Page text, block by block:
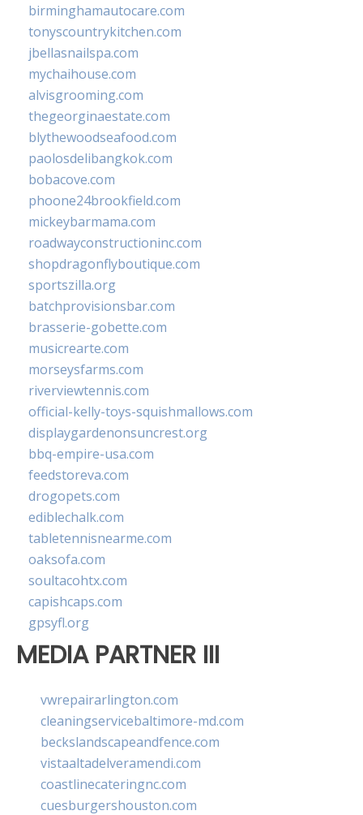
birminghamautocare.com
tonyscountrykitchen.com
jbellasnailspa.com
mychaihouse.com
alvisgrooming.com
thegeorginaestate.com
blythewoodseafood.com
paolosdelibangkok.com
bobacove.com
phoone24brookfield.com
mickeybarmama.com
roadwayconstructioninc.com
shopdragonflyboutique.com
sportszilla.org
batchprovisionsbar.com
brasserie-gobette.com
musicrearte.com
morseysfarms.com
riverviewtennis.com
official-kelly-toys-squishmallows.com
displaygardenonsuncrest.org
bbq-empire-usa.com
feedstoreva.com
drogopets.com
ediblechalk.com
tabletennisnearme.com
oaksofa.com
soultacohtx.com
capishcaps.com
gpsyfl.org
MEDIA PARTNER III
vwrepairarlington.com
cleaningservicebaltimore-md.com
beckslandscapeandfence.com
vistaaltadelveramendi.com
coastlinecateringnc.com
cuesburgershouston.com